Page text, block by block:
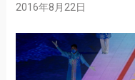
2016年8月22日